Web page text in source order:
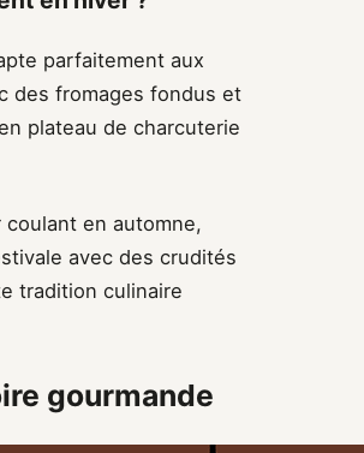
parfaitement aux
des fromages fondus et
plateau de charcuterie
coulant en automne,
avec des crudités
tradition culinaire
gourmande